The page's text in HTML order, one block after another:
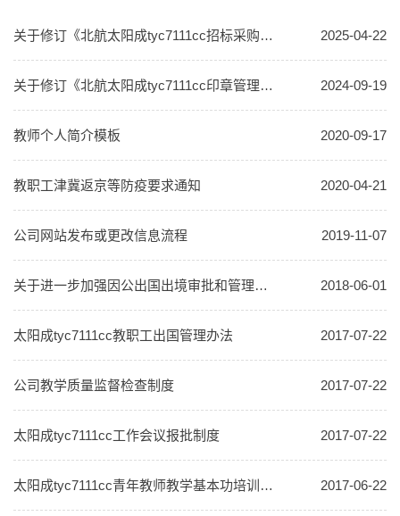
关于修订《北航太阳成tyc7111cc招标采购管理办法》 的通知 2025-04-22
关于修订《北航太阳成tyc7111cc印章管理办法》 的通知 2024-09-19
教师个人简介模板 2020-09-17
教职工津冀返京等防疫要求通知 2020-04-21
公司网站发布或更改信息流程 2019-11-07
关于进一步加强因公出国出境审批和管理的通知 2018-06-01
太阳成tyc7111cc教职工出国管理办法 2017-07-22
公司教学质量监督检查制度 2017-07-22
太阳成tyc7111cc工作会议报批制度 2017-07-22
太阳成tyc7111cc青年教师教学基本功培训制度 2017-06-22